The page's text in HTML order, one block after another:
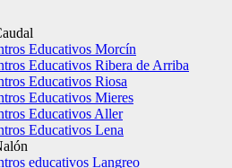
Educativos Morcín
Educativos Ribera de Arriba
Educativos Riosa
Educativos Mieres
Educativos Aller
Educativos Lena
educativos Langreo